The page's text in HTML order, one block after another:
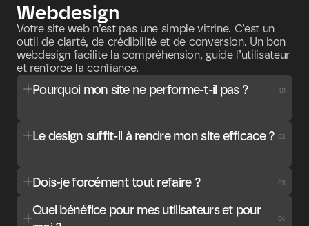
Webdesign
Votre site web n’est pas une simple vitrine. C’est un
outil de clarté, de crédibilité et de conversion. Un bon
webdesign facilite la compréhension, guide l’utilisateur
et renforce la confiance.
Pourquoi mon site ne performe-t-il pas ? 01
Le design suffit-il à rendre mon site efficace ? 02
Dois-je forcément tout refaire ? 03
Quel bénéfice pour mes utilisateurs et pour
04